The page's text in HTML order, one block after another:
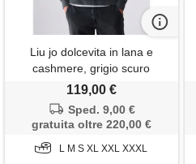
Liu jo dolcevita in lana e
cashmere, grigio scuro
119,00 €
Sped. 9,00 €
gratuita oltre 220,00 €
L M S XL XXL XXXL